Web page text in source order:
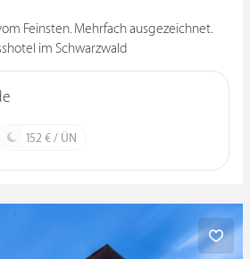
Feinsten. Mehrfach ausgezeichnet.
im Schwarzwald
152 € / ÜN